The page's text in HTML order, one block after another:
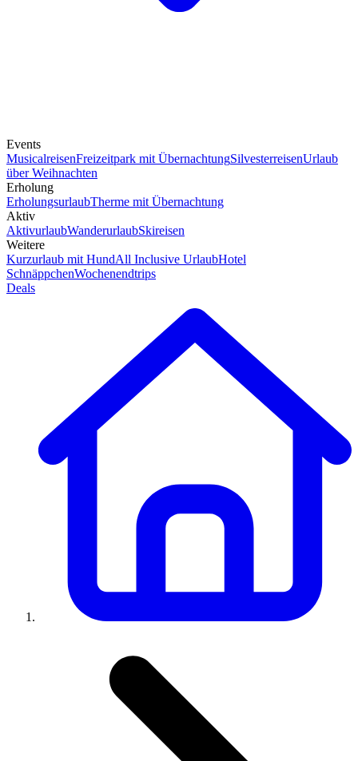
Events
MusicalreisenFreizeitpark mit ÜbernachtungSilvesterreisenUrlaub
über Weihnachten
Erholung
ErholungsurlaubTherme mit Übernachtung
Aktiv
AktivurlaubWanderurlaubSkireisen
Weitere
Kurzurlaub mit HundAll Inclusive UrlaubHotel
SchnäppchenWochenendtrips
Deals